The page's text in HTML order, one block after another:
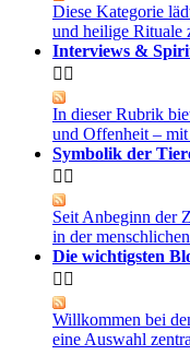
Diese Kategorie
und heilige Rituale
Interviews &
 
In dieser Rubrik
und Offenheit –
Symbolik der
 
Seit Anbeginn der
in der
Die wichtigsten
 
Willkommen bei
eine Auswahl